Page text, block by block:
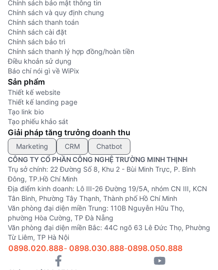
Chính sách bảo mật thông tin
Chính sách và quy định chung
Chính sách thanh toán
Chính sách cài đặt
Chính sách bảo trì
Chính sách thanh lý hợp đồng/hoàn tiền
Điều khoản sử dụng
Báo chí nói gì về WiPix
Sản phẩm
Thiết kế website
Thiết kế landing page
Tạo link bio
Tạo phiếu khảo sát
Giải pháp tăng trưởng doanh thu
Marketing CRM
Chatbot
CÔNG TY CỔ PHẦN CÔNG NGHỆ TRƯỜNG MINH THỊNH
Trụ sở chính: 22 Đường Số 8, Khu 2 - Bùi Minh Trực, P. Bình
Đông, TP.Hồ Chí Minh
Địa điểm kinh doanh: Lô III-26 Đường 19/5A, nhóm CN III, KCN
Tân Bình, Phường Tây Thạnh, Thành phố Hồ Chí Minh
Văn phòng đại diện miền Trung: 110B Nguyễn Hữu Thọ,
phường Hòa Cường, TP Đà Nẵng
Văn phòng đại diện miền Bắc: 44C ngõ 63 Lê Đức Thọ, Phường
Từ Liêm, TP Hà Nội
0898.020.888- 0898.030.888-0898.050.888